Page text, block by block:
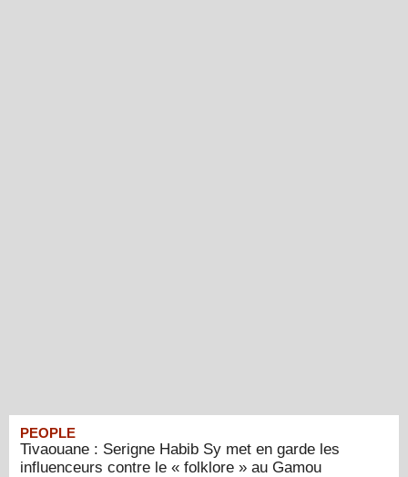
PEOPLE
Tivaouane : Serigne Habib Sy met en garde les
influenceurs contre le « folklore » au Gamou